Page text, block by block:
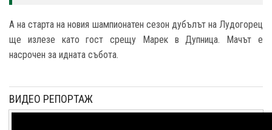
А на старта на новия шампионатен сезон дубълът на Лудогорец
ще излезе като гост срещу Марек в Дупница. Мачът е
насрочен за идната събота.
ВИДЕО РЕПОРТАЖ